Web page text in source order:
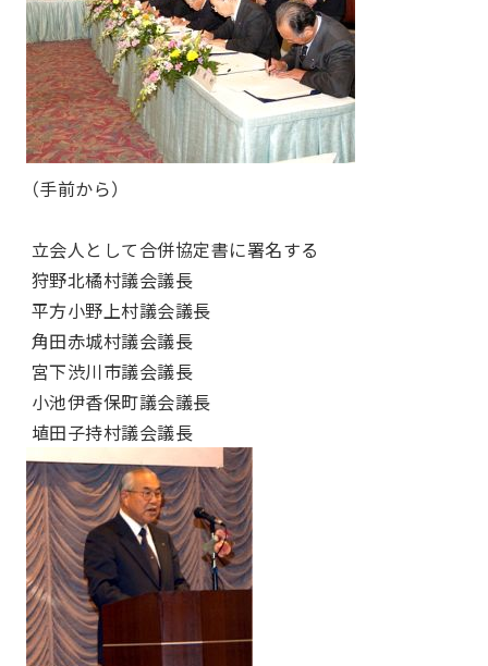
（手前から）
立会人として合併協定書に署名する
狩野北橘村議会議長
平方小野上村議会議長
角田赤城村議会議長
宮下渋川市議会議長
小池伊香保町議会議長
埴田子持村議会議長